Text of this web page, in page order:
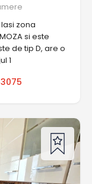
zona
si este
de tip D, are o
1